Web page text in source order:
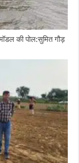
की पोल:सुमित गौड़